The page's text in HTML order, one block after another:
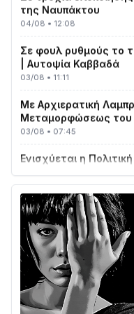
04/08 • 12:08
| Αυτοψία Καββαδά
03/08 • 11:11
Μεταμορφώσεως του
03/08 • 07:45
με δύο νέα
Διαβάστε την
31/07 • 08:16
Δωρίδα για Όλους:
στην ΕΥΔΑΠ»
28/07 • 21:46
Διαβάστε την
24/07 • 11:31